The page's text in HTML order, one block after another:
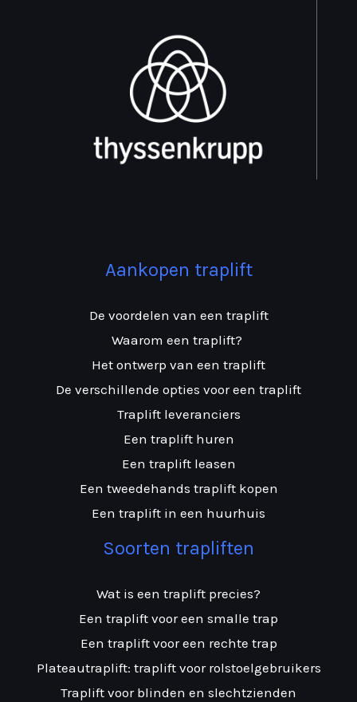
Aankopen traplift
De voordelen van een traplift
Waarom een traplift?
Het ontwerp van een traplift
De verschillende opties voor een traplift
Traplift leveranciers
Een traplift huren
Een traplift leasen
Een tweedehands traplift kopen
Een traplift in een huurhuis
Soorten trapliften
Wat is een traplift precies?
Een traplift voor een smalle trap
Een traplift voor een rechte trap
Plateautraplift: traplift voor rolstoelgebruikers
Traplift voor blinden en slechtzienden